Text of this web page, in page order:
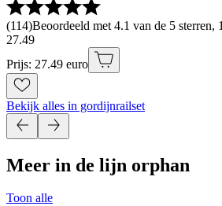
(114)Beoordeeld met 4.1 van de 5 sterren,
27.49
Prijs: 27.49 euro
Bekijk alles in gordijnrailset
Meer in de lijn orphan
Toon alle